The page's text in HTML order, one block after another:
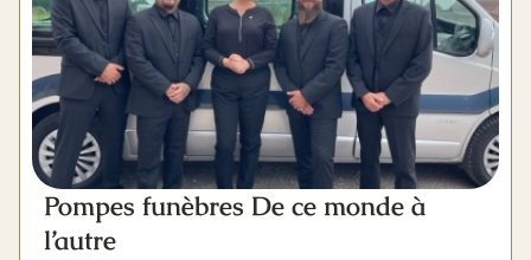
Pompes funèbres De ce monde à
l’autre